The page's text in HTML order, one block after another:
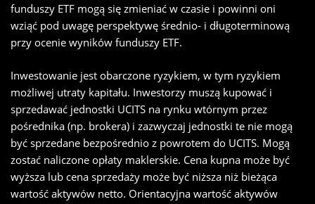
funduszy ETF mogą się zmieniać w czasie i powinni oni
wziąć pod uwagę perspektywę średnio- i długoterminową
przy ocenie wyników funduszy ETF.
Inwestowanie jest obarczone ryzykiem, w tym ryzykiem
możliwej utraty kapitału. Inwestorzy muszą kupować i
sprzedawać jednostki UCITS na rynku wtórnym przez
pośrednika (np. brokera) i zazwyczaj jednostki te nie mogą
być sprzedane bezpośrednio z powrotem do UCITS. Mogą
zostać naliczone opłaty maklerskie. Cena kupna może być
wyższa lub cena sprzedaży może być niższa niż bieżąca
wartość aktywów netto. Orientacyjna wartość aktywów